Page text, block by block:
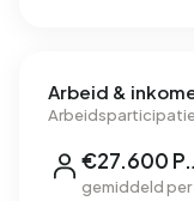
Arbeid &
€27.600
gemiddeld